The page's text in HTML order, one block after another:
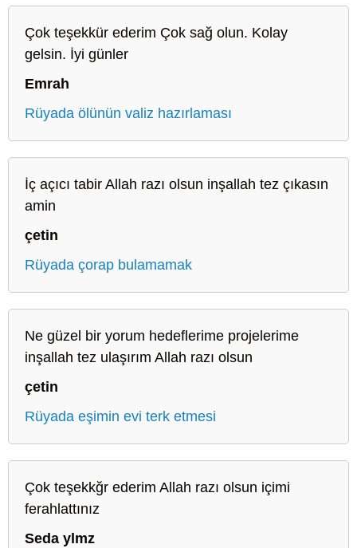
Çok teşekkür ederim Çok sağ olun. Kolay
gelsin. İyi günler
Emrah
Rüyada ölünün valiz hazırlaması
İç açıcı tabir Allah razı olsun inşallah tez çıkasın
amin
çetin
Rüyada çorap bulamamak
Ne güzel bir yorum hedeflerime projelerime
inşallah tez ulaşırım Allah razı olsun
çetin
Rüyada eşimin evi terk etmesi
Çok teşekkğr ederim Allah razı olsun içimi
ferahlattınız
Seda ylmz